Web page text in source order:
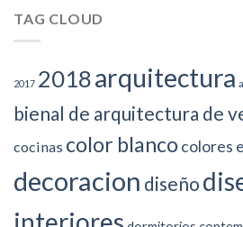
TAG CLOUD
2017 2018arquitectura
bienal de arquitectura de
cocinas color blanco colores
decoracion diseño